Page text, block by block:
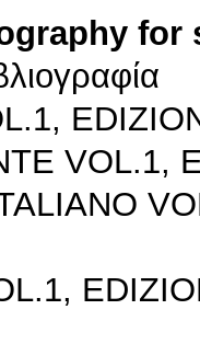
for
VOL.1,